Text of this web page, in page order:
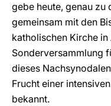
gebe heute, genau zu
gemeinsam mit den
katholischen Kirche
Sonderversammlung
dieses
Frucht einer
bekannt.